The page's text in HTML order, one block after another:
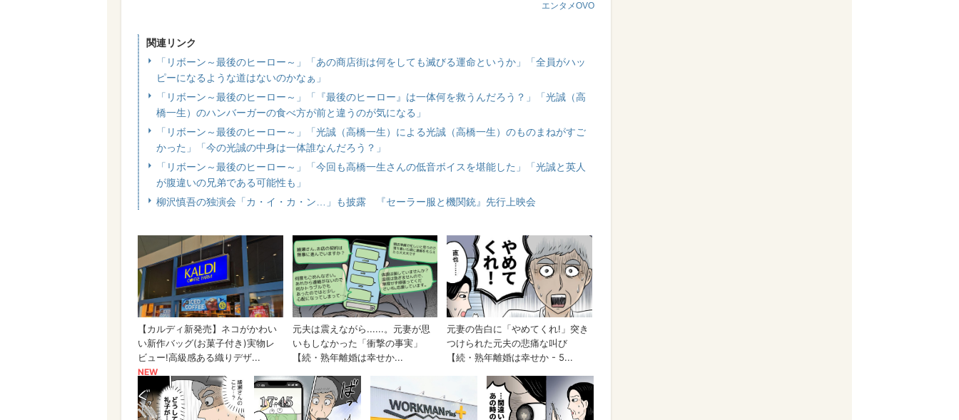
エンタメOVO
関連リンク
「リボーン～最後のヒーロー～」「あの商店街は何をしても滅びる運命というか」「全員がハッ
ピーになるような道はないのかなぁ」
「リボーン～最後のヒーロー～」「『最後のヒーロー』は一体何を救うんだろう？」「光誠（高
橋一生）のハンバーガーの食べ方が前と違うのが気になる」
「リボーン～最後のヒーロー～」「光誠（高橋一生）による光誠（高橋一生）のものまねがすご
かった」「今の光誠の中身は一体誰なんだろう？」
「リボーン～最後のヒーロー～」「今回も高橋一生さんの低音ボイスを堪能した」「光誠と英人
が腹違いの兄弟である可能性も」
柳沢慎吾の独演会「カ・イ・カ・ン…」も披露 『セーラー服と機関銃』先行上映会